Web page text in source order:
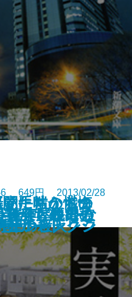
手帖からの
ナルセレク
佳作どまりな
会」脱出の
莱屋帳外控
たちの電子
たちの電子
6 649円 2013/02/28
上〕
下〕
たちの懺悔
ルセレクシ
に嗤うドク
ルセレクシ
望の殺人